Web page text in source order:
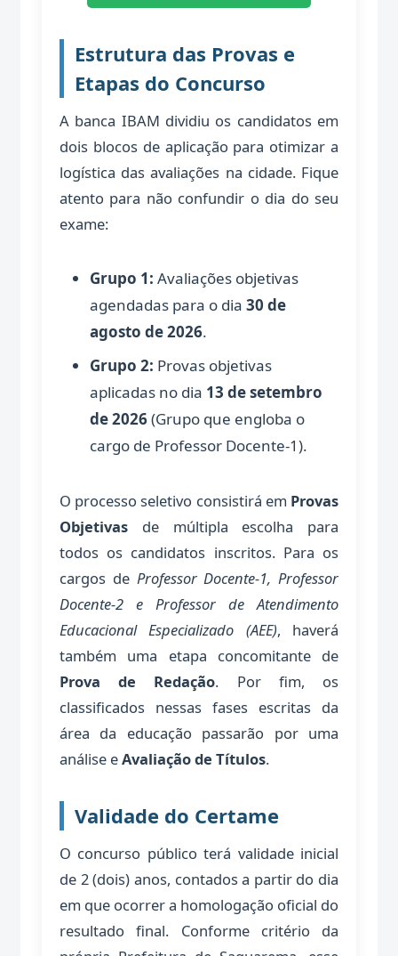
Estrutura das Provas e
Etapas do Concurso
A banca IBAM dividiu os candidatos em
dois blocos de aplicação para otimizar a
logística das avaliações na cidade. Fique
atento para não confundir o dia do seu
exame:
Grupo 1: Avaliações objetivas
agendadas para o dia 30 de
agosto de 2026.
Grupo 2: Provas objetivas
aplicadas no dia 13 de setembro
de 2026(Grupo que engloba o
cargo de Professor Docente-1).
O processo seletivo consistirá em Provas
Objetivas de múltipla escolha para
todos os candidatos inscritos. Para os
cargos de Professor Docente-1, Professor
Docente-2 e Professor de Atendimento
Educacional Especializado (AEE), haverá
também uma etapa concomitante de
Prova de Redação. Por fim, os
classificados nessas fases escritas da
área da educação passarão por uma
análise eAvaliação de Títulos.
Validade do Certame
O concurso público terá validade inicial
de 2 (dois) anos, contados a partir do dia
em que ocorrer a homologação oficial do
resultado final. Conforme critério da